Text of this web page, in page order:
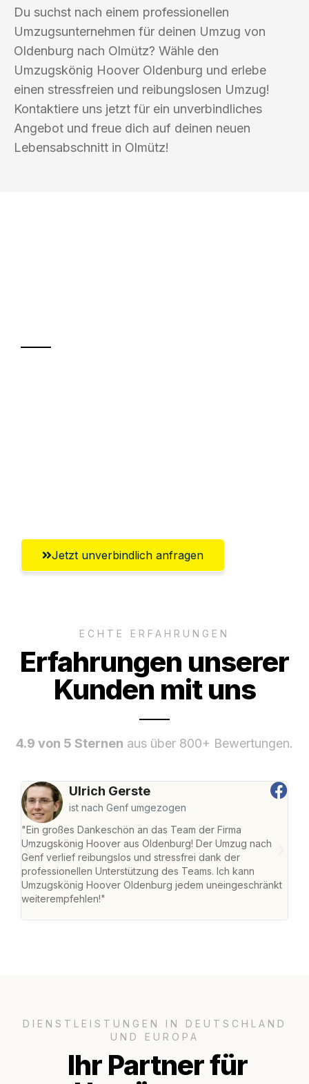
Du suchst nach einem professionellen
Umzugsunternehmen für deinen Umzug von
Oldenburg nach Olmütz? Wähle den
Umzugskönig Hoover Oldenburg und erlebe
einen stressfreien und reibungslosen Umzug!
Kontaktiere uns jetzt für ein unverbindliches
Angebot und freue dich auf deinen neuen
Lebensabschnitt in Olmütz!
Jetzt unverbindlich anfragen
ECHTE ERFAHRUNGEN
Erfahrungen unserer
Kunden mit uns
4.9 von 5 Sternen aus über 800+ Bewertungen.
Ulrich Gerste
ist nach Genf umgezogen
"Ein großes Dankeschön an das Team der Firma
Umzugskönig Hoover aus Oldenburg! Der Umzug nach
Genf verlief reibungslos und stressfrei dank der
professionellen Unterstützung des Teams. Ich kann
Umzugskönig Hoover Oldenburg jedem uneingeschränkt
weiterempfehlen!"
DIENSTLEISTUNGEN IN DEUTSCHLAND
UND EUROPA
Ihr Partner für